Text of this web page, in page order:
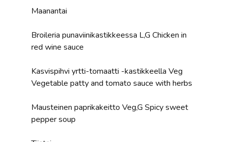
Maanantai
Broileria punaviinikastikkeessa L,G Chicken in
red wine sauce
Kasvispihvi yrtti-tomaatti -kastikkeella Veg
Vegetable patty and tomato sauce with herbs
Mausteinen paprikakeitto Veg,G Spicy sweet
pepper soup